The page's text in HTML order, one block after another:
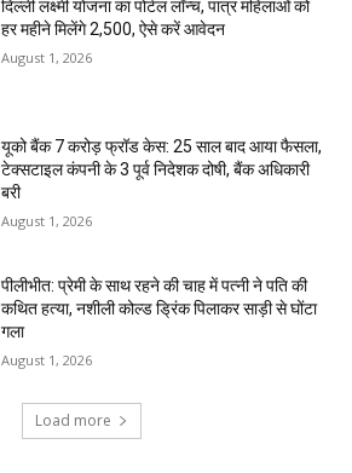
दिल्ली लक्ष्मी योजना का पोर्टल लॉन्च, पात्र महिलाओं को
हर महीने मिलेंगे ₹2,500, ऐसे करें आवेदन
August 1, 2026
यूको बैंक 7 करोड़ फ्रॉड केस: 25 साल बाद आया फैसला,
टेक्सटाइल कंपनी के 3 पूर्व निदेशक दोषी, बैंक अधिकारी
बरी
August 1, 2026
पीलीभीत: प्रेमी के साथ रहने की चाह में पत्नी ने पति की
कथित हत्या, नशीली कोल्ड ड्रिंक पिलाकर साड़ी से घोंटा
गला
August 1, 2026
Load more